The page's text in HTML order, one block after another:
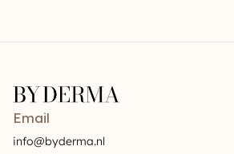
Email
info@byderma.nl